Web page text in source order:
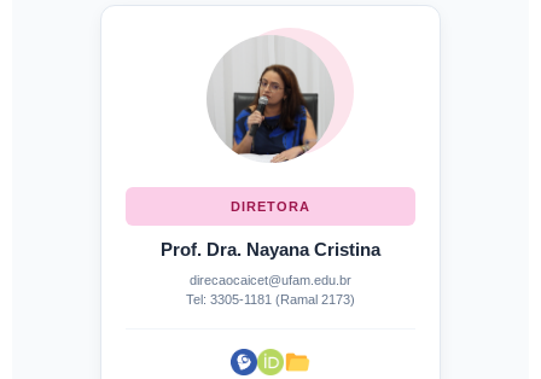
DIRETORA
Prof. Dra. Nayana Cristina
direcaocaicet@ufam.edu.br
Tel: 3305-1181 (Ramal 2173)